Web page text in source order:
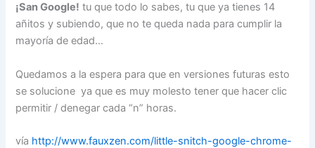
¡San Google! tu que todo lo sabes, tu que ya tienes 14
añitos y subiendo, que no te queda nada para cumplir la
mayoría de edad…
Quedamos a la espera para que en versiones futuras esto
se solucione ya que es muy molesto tener que hacer clic
permitir / denegar cada “n” horas.
vía http://www.fauxzen.com/little-snitch-google-chrome-